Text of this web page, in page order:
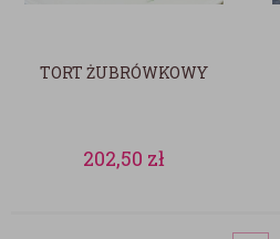
TORT ŻUBRÓWKOWY
202,50 zł